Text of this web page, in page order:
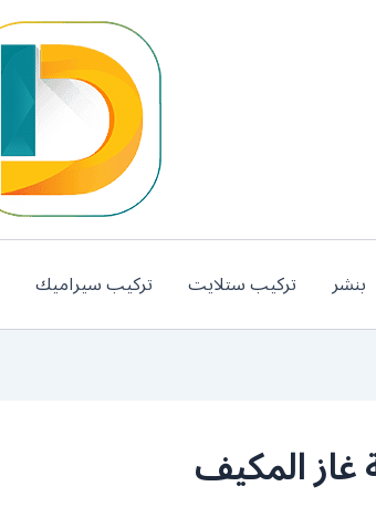
بنشر تركيب ستلايت تركيب سيراميك
غاز المكيف